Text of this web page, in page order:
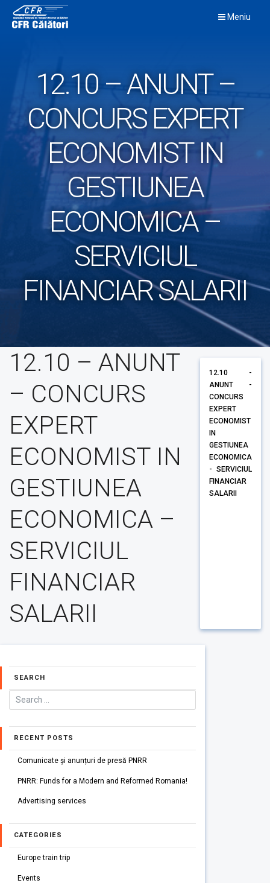
content
Meniu
12.10 – ANUNT –
CONCURS EXPERT
ECONOMIST IN
GESTIUNEA
ECONOMICA –
SERVICIUL
FINANCIAR SALARII
12.10 – ANUNT
– CONCURS
EXPERT
ECONOMIST IN
GESTIUNEA
ECONOMICA –
SERVICIUL
FINANCIAR
SALARII
12.10 -
ANUNT -
CONCURS
EXPERT
ECONOMIST
IN
GESTIUNEA
ECONOMICA
- SERVICIUL
FINANCIAR
SALARII
SEARCH
RECENT POSTS
Comunicate și anunțuri de presă PNRR
PNRR: Funds for a Modern and Reformed Romania!
Advertising services
CATEGORIES
Europe train trip
Events